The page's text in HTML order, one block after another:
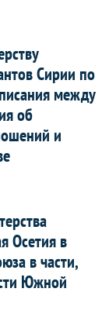
Сирии по
между
об
и
Осетия в
в части,
Южной